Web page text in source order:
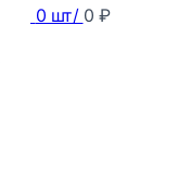
0 шт/ 0 ₽